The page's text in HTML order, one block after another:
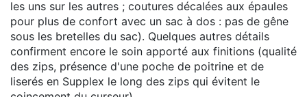
les uns sur les autres ; coutures décalées aux épaules
pour plus de confort avec un sac à dos : pas de gêne
sous les bretelles du sac). Quelques autres détails
confirment encore le soin apporté aux finitions (qualité
des zips, présence d'une poche de poitrine et de
liserés en Supplex le long des zips qui évitent le